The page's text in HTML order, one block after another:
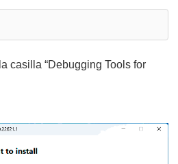
casilla “Debugging Tools for